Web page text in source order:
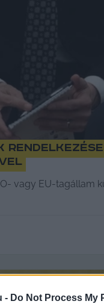
- Do Not Process My
vagy EU-tagállam